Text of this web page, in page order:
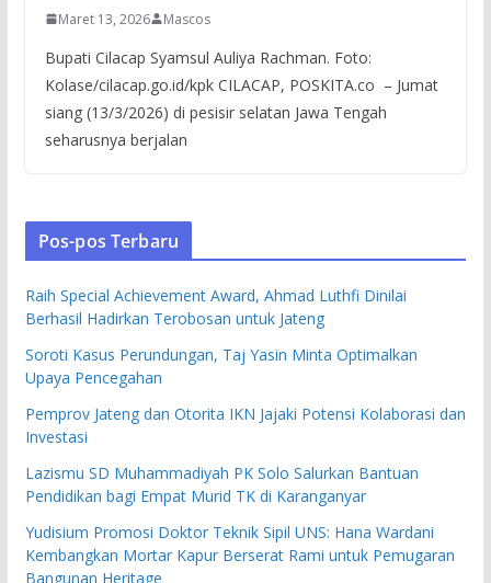
Maret 13, 2026 Mascos
Bupati Cilacap Syamsul Auliya Rachman. Foto:
Kolase/cilacap.go.id/kpk CILACAP, POSKITA.co – Jumat
siang (13/3/2026) di pesisir selatan Jawa Tengah
seharusnya berjalan
Pos-pos Terbaru
Raih Special Achievement Award, Ahmad Luthfi Dinilai
Berhasil Hadirkan Terobosan untuk Jateng
Soroti Kasus Perundungan, Taj Yasin Minta Optimalkan
Upaya Pencegahan
Pemprov Jateng dan Otorita IKN Jajaki Potensi Kolaborasi dan
Investasi
Lazismu SD Muhammadiyah PK Solo Salurkan Bantuan
Pendidikan bagi Empat Murid TK di Karanganyar
Yudisium Promosi Doktor Teknik Sipil UNS: Hana Wardani
Kembangkan Mortar Kapur Berserat Rami untuk Pemugaran
Bangunan Heritage